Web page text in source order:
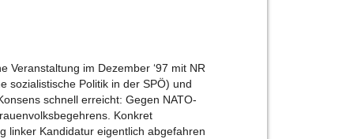
Veranstaltung im Dezember ‘97 mit NR
sozialistische Politik in der SPÖ) und
schnell erreicht: Gegen NATO-
Konkret
linker Kandidatur eigentlich abgefahren